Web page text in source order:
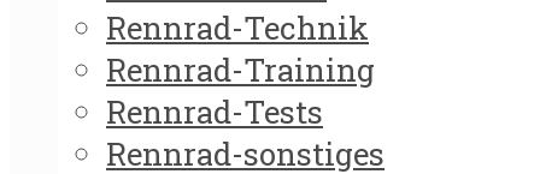
Rennrad-Technik
Rennrad-Training
Rennrad-Tests
Rennrad-sonstiges